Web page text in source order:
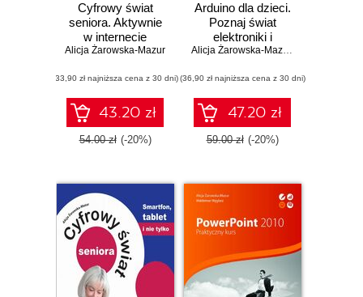
Cyfrowy świat
seniora. Aktywnie
w internecie
Alicja Żarowska-Mazur
(33,90 zł najniższa cena z 30 dni)
43.20 zł
54.00 zł (-20%)
Arduino dla dzieci.
Poznaj świat
elektroniki i
programowaniaAlicja Żarowska-Mazur,
(36,90 zł najniższa cena z 30 dni)
47.20 zł
59.00 zł (-20%)